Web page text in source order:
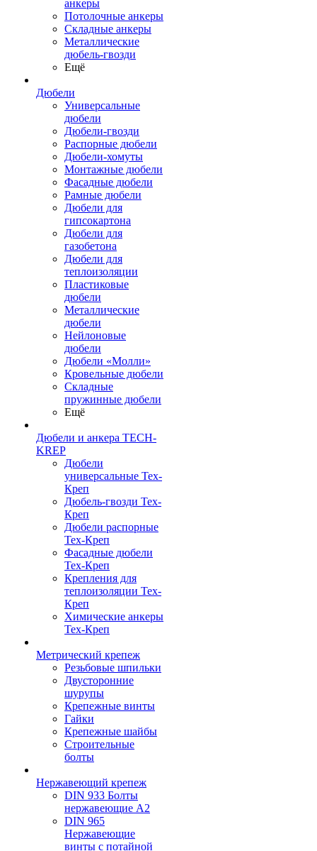
анкеры
Потолочные анкеры
Складные анкеры
Металлические
дюбель-гвозди
Ещё
Дюбели
Универсальные
дюбели
Дюбели-гвозди
Распорные дюбели
Дюбели-хомуты
Монтажные дюбели
Фасадные дюбели
Рамные дюбели
Дюбели для
гипсокартона
Дюбели для
газобетона
Дюбели для
теплоизоляции
Пластиковые
дюбели
Металлические
дюбели
Нейлоновые
дюбели
Дюбели «Молли»
Кровельные дюбели
Складные
пружинные дюбели
Ещё
Дюбели и анкера TECH-
KREP
Дюбели
универсальные Тех-
Креп
Дюбель-гвозди Тех-
Креп
Дюбели распорные
Тех-Креп
Фасадные дюбели
Тех-Креп
Крепления для
теплоизоляции Тех-
Креп
Химические анкеры
Тех-Креп
Метрический крепеж
Резьбовые шпильки
Двусторонние
шурупы
Крепежные винты
Гайки
Крепежные шайбы
Строительные
болты
Нержавеющий крепеж
DIN 933 Болты
нержавеющие А2
DIN 965
Нержавеющие
винты с потайной